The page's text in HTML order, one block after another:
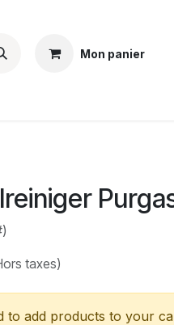
Mon panier
taxes)
to add products to your